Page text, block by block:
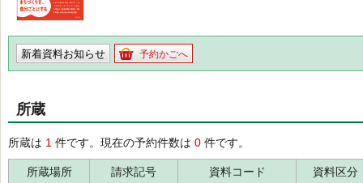
新着資料お知らせ 予約かごへ
所蔵
所蔵は 1 件です。現在の予約件数は 0 件です。
所蔵場所 請求記号 資料コード 資料区分